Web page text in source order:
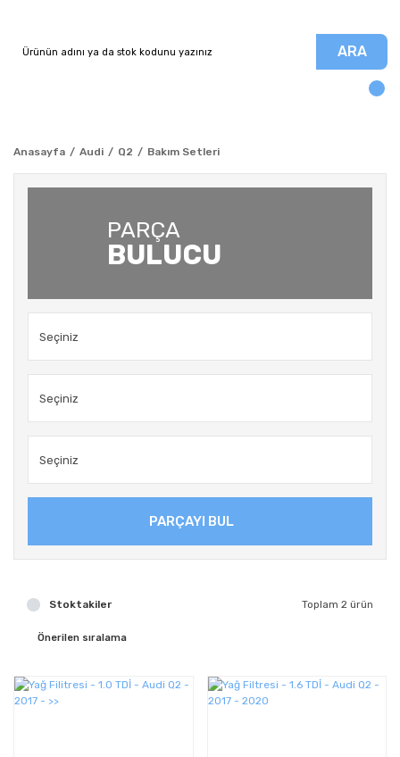
ARA
Anasayfa Audi Q2 Bakım Setleri
PARÇA
BULUCU
PARÇAYI BUL
Stoktakiler Toplam 2 ürün